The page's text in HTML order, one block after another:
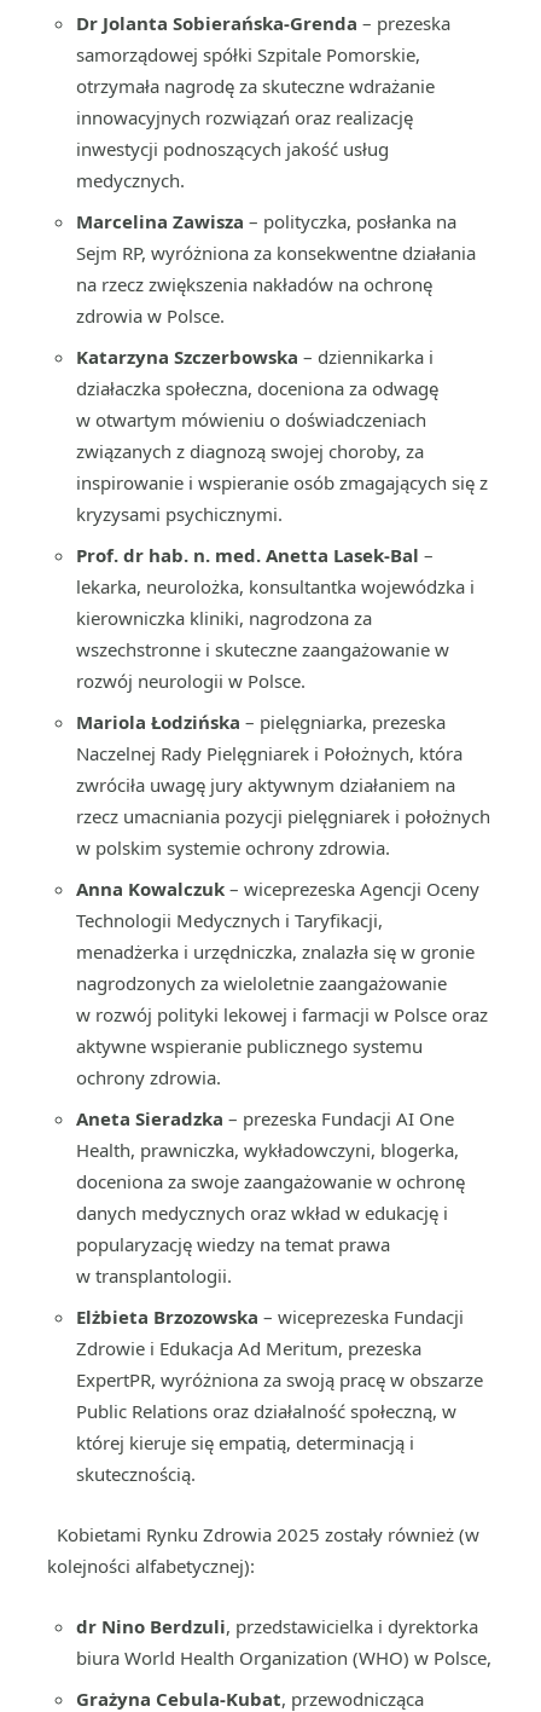
Dr Jolanta Sobierańska-Grenda – prezeska
samorządowej spółki Szpitale Pomorskie,
otrzymała nagrodę za skuteczne wdrażanie
innowacyjnych rozwiązań oraz realizację
inwestycji podnoszących jakość usług
medycznych.
Marcelina Zawisza – polityczka, posłanka na
Sejm RP, wyróżniona za konsekwentne działania
na rzecz zwiększenia nakładów na ochronę
zdrowia w Polsce.
Katarzyna Szczerbowska – dziennikarka i
działaczka społeczna, doceniona za odwagę
w otwartym mówieniu o doświadczeniach
związanych z diagnozą swojej choroby, za
inspirowanie i wspieranie osób zmagających się z
kryzysami psychicznymi.
Prof. dr hab. n. med. Anetta Lasek-Bal –
lekarka, neurolożka, konsultantka wojewódzka i
kierowniczka kliniki, nagrodzona za
wszechstronne i skuteczne zaangażowanie w
rozwój neurologii w Polsce.
Mariola Łodzińska – pielęgniarka, prezeska
Naczelnej Rady Pielęgniarek i Położnych, która
zwróciła uwagę jury aktywnym działaniem na
rzecz umacniania pozycji pielęgniarek i położnych
w polskim systemie ochrony zdrowia.
Anna Kowalczuk – wiceprezeska Agencji Oceny
Technologii Medycznych i Taryfikacji,
menadżerka i urzędniczka, znalazła się w gronie
nagrodzonych za wieloletnie zaangażowanie
w rozwój polityki lekowej i farmacji w Polsce oraz
aktywne wspieranie publicznego systemu
ochrony zdrowia.
Aneta Sieradzka – prezeska Fundacji AI One
Health, prawniczka, wykładowczyni, blogerka,
doceniona za swoje zaangażowanie w ochronę
danych medycznych oraz wkład w edukację i
popularyzację wiedzy na temat prawa
w transplantologii.
Elżbieta Brzozowska – wiceprezeska Fundacji
Zdrowie i Edukacja Ad Meritum, prezeska
ExpertPR, wyróżniona za swoją pracę w obszarze
Public Relations oraz działalność społeczną, w
której kieruje się empatią, determinacją i
skutecznością.
Kobietami Rynku Zdrowia 2025 zostały również (w
kolejności alfabetycznej):
dr Nino Berdzuli, przedstawicielka i dyrektorka
biura World Health Organization (WHO) w Polsce,
Grażyna Cebula-Kubat, przewodnicząca